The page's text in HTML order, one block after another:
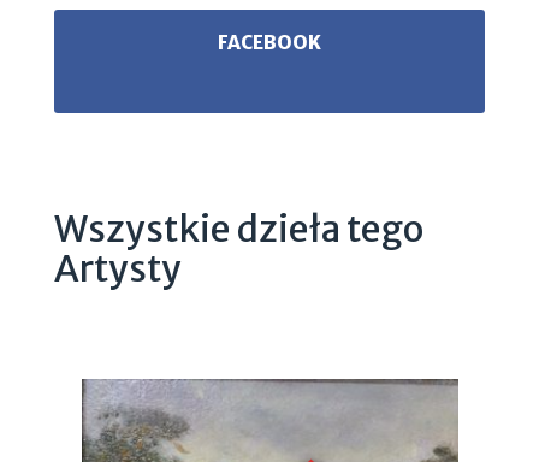
FACEBOOK
Wszystkie dzieła tego
Artysty